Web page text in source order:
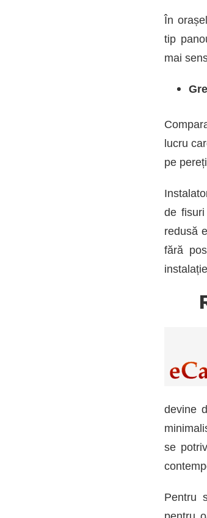
În
tip
mai
lucru
pe
de
redusă
fără
devine
se
Pentru